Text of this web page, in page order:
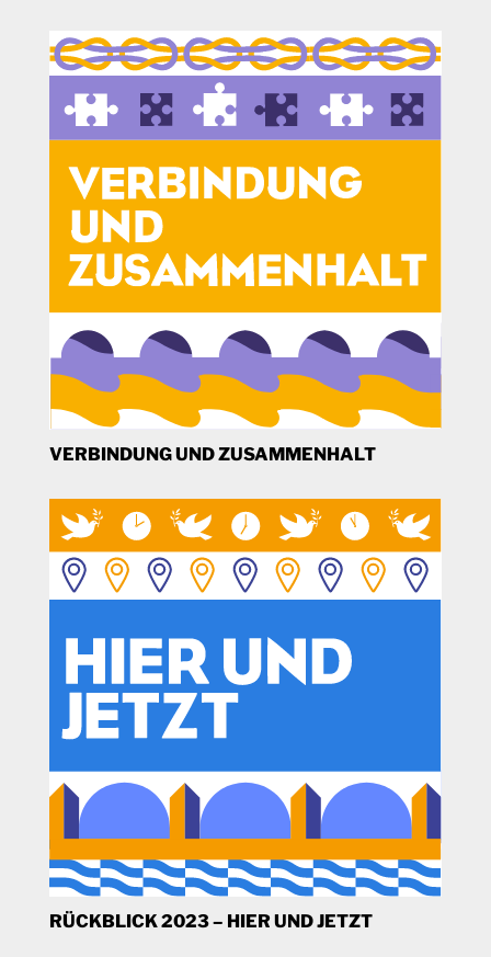
VERBINDUNG UND ZUSAMMENHALT
RÜCKBLICK 2023 – HIER UND JETZT